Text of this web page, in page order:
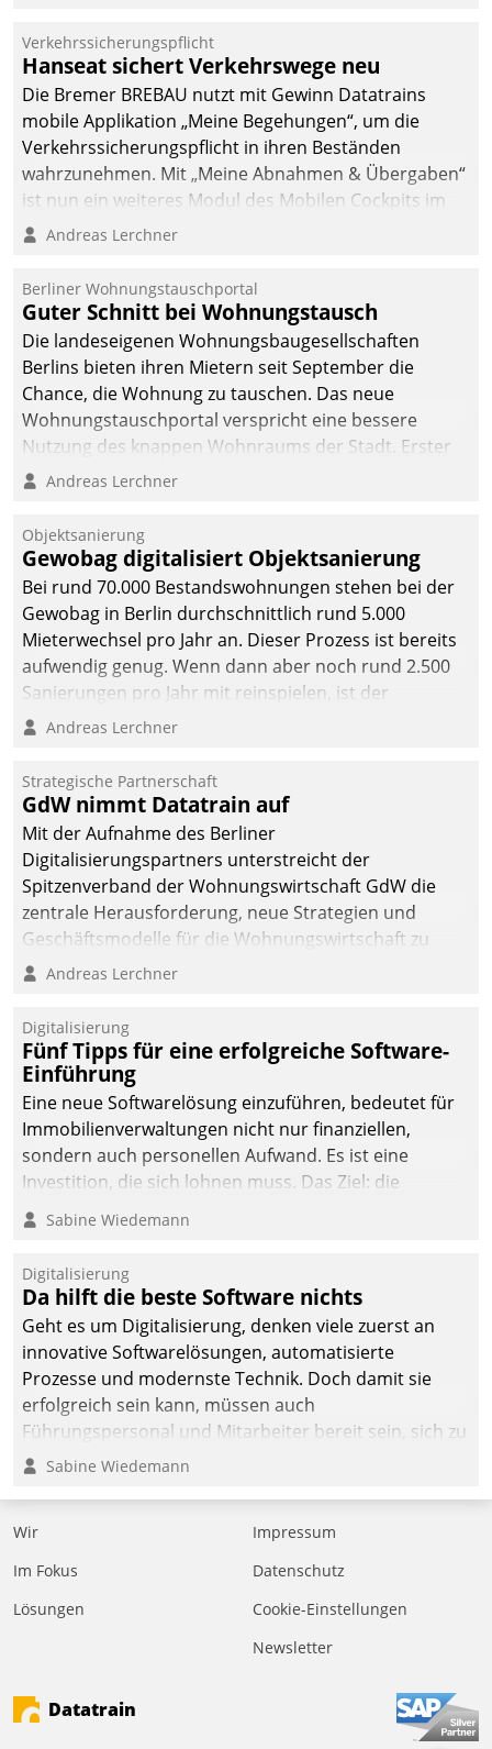
Verkehrssicherungspflicht
Hanseat sichert Verkehrswege neu
Die Bremer BREBAU nutzt mit Gewinn Datatrains
mobile Applikation „Meine Begehungen“, um die
Verkehrssicherungspflicht in ihren Beständen
wahrzunehmen. Mit „Meine Abnahmen & Übergaben“
ist nun ein weiteres Modul des Mobilen Cockpits im
Einsatz.
Andreas Lerchner
Berliner Wohnungstauschportal
Guter Schnitt bei Wohnungstausch
Die landeseigenen Wohnungsbaugesellschaften
Berlins bieten ihren Mietern seit September die
Chance, die Wohnung zu tauschen. Das neue
Wohnungstauschportal verspricht eine bessere
Nutzung des knappen Wohnraums der Stadt. Erster
Anwendungsfall für Datatrains Lösung API-Hub mit
Unternehmen.
Andreas Lerchner
Objektsanierung
Gewobag digitalisiert Objektsanierung
Bei rund 70.000 Bestandswohnungen stehen bei der
Gewobag in Berlin durchschnittlich rund 5.000
Mieterwechsel pro Jahr an. Dieser Prozess ist bereits
aufwendig genug. Wenn dann aber noch rund 2.500
Sanierungen pro Jahr mit reinspielen, ist der
Betreuungs- und Organisationsaufwand immens. Im
kommunale Wohnungsbauunternehmen daher
gemeinsam mit der Berliner Datatrain GmbH den
Teilprozess der Objektsanierung digitalisiert.
Andreas Lerchner
Strategische Partnerschaft
GdW nimmt Datatrain auf
Mit der Aufnahme des Berliner
Digitalisierungspartners unterstreicht der
Spitzenverband der Wohnungswirtschaft GdW die
zentrale Herausforderung, neue Strategien und
Geschäftsmodelle für die Wohnungswirtschaft zu
entwickeln.
Andreas Lerchner
Digitalisierung
Fünf Tipps für eine erfolgreiche Software-
Einführung
Eine neue Softwarelösung einzuführen, bedeutet für
Immobilienverwaltungen nicht nur finanziellen,
sondern auch personellen Aufwand. Es ist eine
Investition, die sich lohnen muss. Das Ziel: die
nachhaltige Optimierung der Geschäftsabläufe. Damit
dieses Ziel erreicht wird, sollten einige Grundregeln
Sabine Wiedemann
Digitalisierung
Da hilft die beste Software nichts
Geht es um Digitalisierung, denken viele zuerst an
innovative Softwarelösungen, automatisierte
Prozesse und modernste Technik. Doch damit sie
erfolgreich sein kann, müssen auch
Führungspersonal und Mitarbeiter bereit sein, sich zu
verändern und anzupassen, sonst werden sie an ihr
Sabine Wiedemann
Wir
Im Fokus
Lösungen
Impressum
Datenschutz
Cookie-Einstellungen
Newsletter
Datatrain